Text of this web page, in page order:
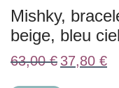
Mishky,
beige, bleu ciel
63,00€ Le
prix
37,80 €Le
prix